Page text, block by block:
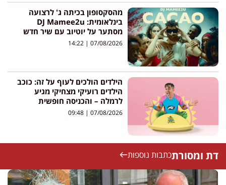
מהסקסופון בכיתה ג' לרצועה
בינלאומית: DJ Mamee2u
מסתער על יוטיוב עם שיר חדש
07/08/2026
הילדים הולכים לעוף על זה: כוכב
הילדים רועיקי מצחיקי מגיע
לרמלה – והכניסה חופשית
07/08/2026
דת ומסורתכתבות נוספות